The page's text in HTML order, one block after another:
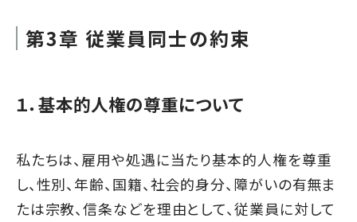
第3章 従業員同士の約束
１．基本的人権の尊重について
私たちは、雇用や処遇に当たり基本的人権を尊重
し、性別、年齢、国籍、社会的身分、障がいの有無ま
たは宗教、信条などを理由として、従業員に対して